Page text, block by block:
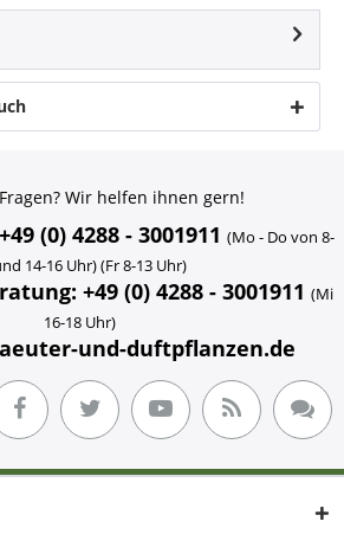
Wir helfen ihnen gern!
(0) 4288 - 3001911 (Mo - Do von 8-
14-16 Uhr) (Fr 8-13 Uhr)
+49 (0) 4288 - 3001911 (Mi
16-18 Uhr)
und-duftpflanzen.de